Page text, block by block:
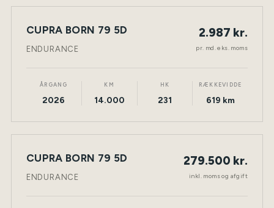
LEASING NY BIL TØNDER
CUPRA BORN 79 5D
ENDURANCE
2.987 kr.
pr. md. eks. moms
ÅRGANG
2026
KM
14.000
HK
231
RÆKKEVIDDE
619 km
NY BIL ELEKTRISK TØNDER
CUPRA BORN 79 5D
ENDURANCE
279.500 kr.
inkl. moms og afgift